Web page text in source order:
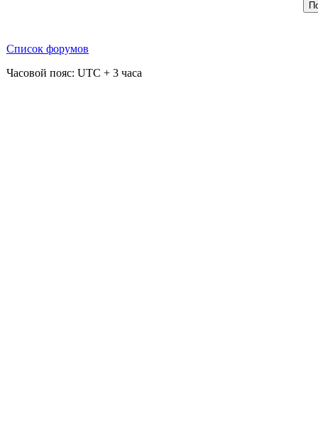
Список форумов
Часовой пояс: UTC + 3 часа